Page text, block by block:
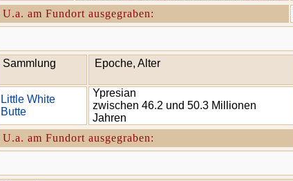
U.a. am Fundort ausgegraben:
Sammlung Epoche, Alter
Little White
Butte
Ypresian
zwischen 46.2 und 50.3 Millionen
Jahren
U.a. am Fundort ausgegraben: